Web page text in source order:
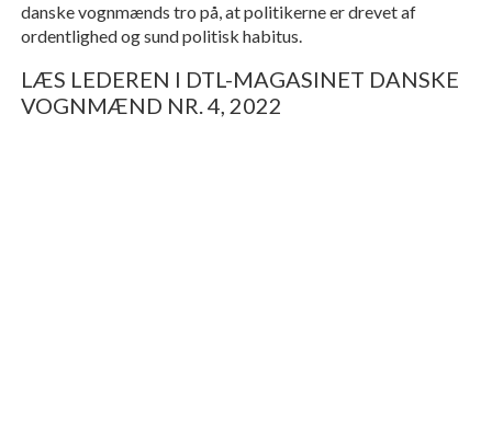
danske vognmænds tro på, at politikerne er drevet af
ordentlighed og sund politisk habitus.
LÆS LEDEREN I DTL-MAGASINET DANSKE
VOGNMÆND NR. 4, 2022